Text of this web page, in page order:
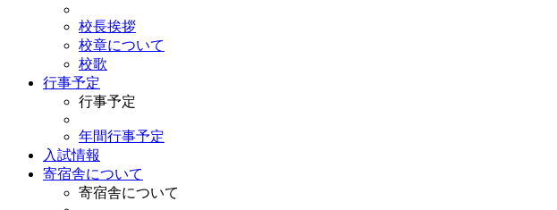
校長挨拶
校章について
校歌
行事予定
行事予定
年間行事予定
入試情報
寄宿舎について
寄宿舎について